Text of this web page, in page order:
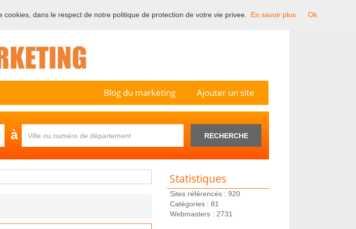
marketing et de la communication en France.
Ajouter un site
Blog du marketing
à RECHERCHE
Statistiques
Sites référencés : 920
Catégories : 81
Webmasters : 2731
dans le respect de notre politique de protection de votre vie privee. En savoir plus Ok